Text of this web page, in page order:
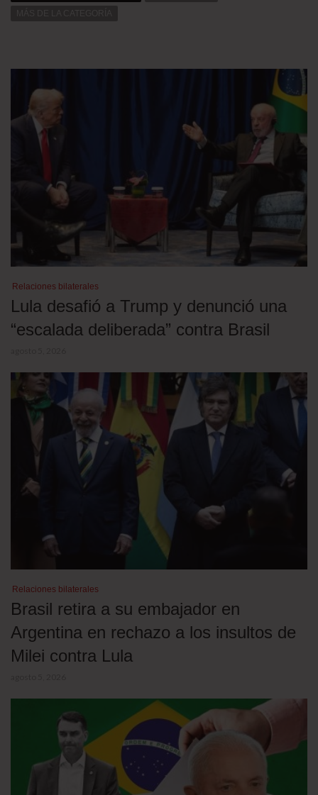
Relaciones bilaterales
Lula desafió a Trump y denunció una
“escalada deliberada” contra Brasil
Relaciones bilaterales
Brasil retira a su embajador en
Argentina en rechazo a los insultos de
Milei contra Lula